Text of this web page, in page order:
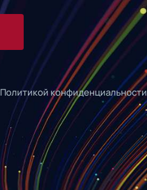
Политикой конфиденциальности